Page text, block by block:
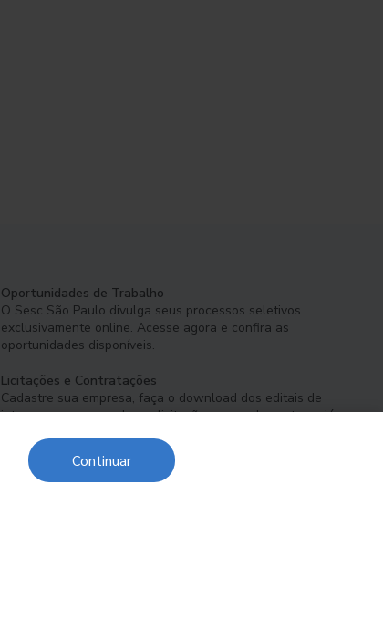
Oportunidades de Trabalho
O Sesc São Paulo divulga seus processos seletivos
exclusivamente online. Acesse agora e confira as
oportunidades disponíveis.
Licitações e Contratações
Cadastre sua empresa, faça o download dos editais de
interesse e acompanhe as licitações em andamento ou já
Continuar